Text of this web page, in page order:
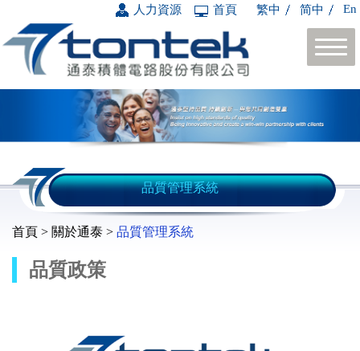
繁中 简中 En
人力資源 首頁
品質管理系統
首頁 > 關於通泰 > 品質管理系統
品質政策